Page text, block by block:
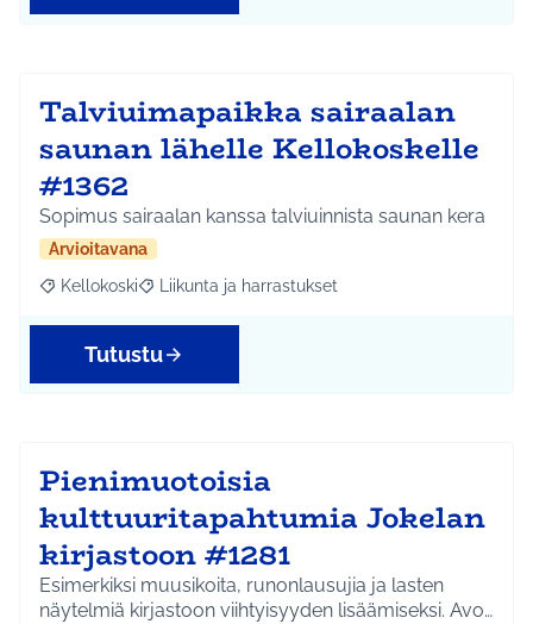
Talviuimapaikka sairaalan
saunan lähelle Kellokoskelle
#1362
Sopimus sairaalan kanssa talviuinnista saunan kera
Arvioitavana
Rajaa tulokset aihepiirin mukaan: Kellokoski
Kellokoski Rajaa tulokset teeman mukaan: Liikunta ja
Liikunta ja harrastukset
Tutustu
Pienimuotoisia
kulttuuritapahtumia Jokelan
kirjastoon #1281
Esimerkiksi muusikoita, runonlausujia ja lasten
näytelmiä kirjastoon viihtyisyyden lisäämiseksi. Avo…